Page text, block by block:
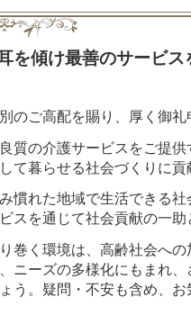
を傾け最善のサービス
のご高配を賜り、厚く御礼
質の介護サービスをご提
て暮らせる社会づくりに貢
慣れた地域で生活できる社
スを通じて社会貢献の一助
巻く環境は、高齢社会へ
ニーズの多様化にもまれ
う。疑問・不安も含め、